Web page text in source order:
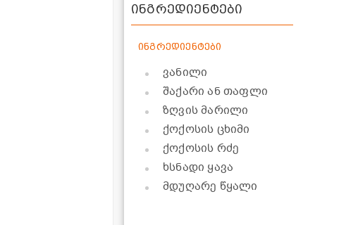
ინგრედიენტები
ინგრედიენტები
ვანილი
შაქარი ან თაფლი
ზღვის მარილი
ქოქოსის ცხიმი
ქოქოსის რძე
ხსნადი ყავა
მდუღარე წყალი